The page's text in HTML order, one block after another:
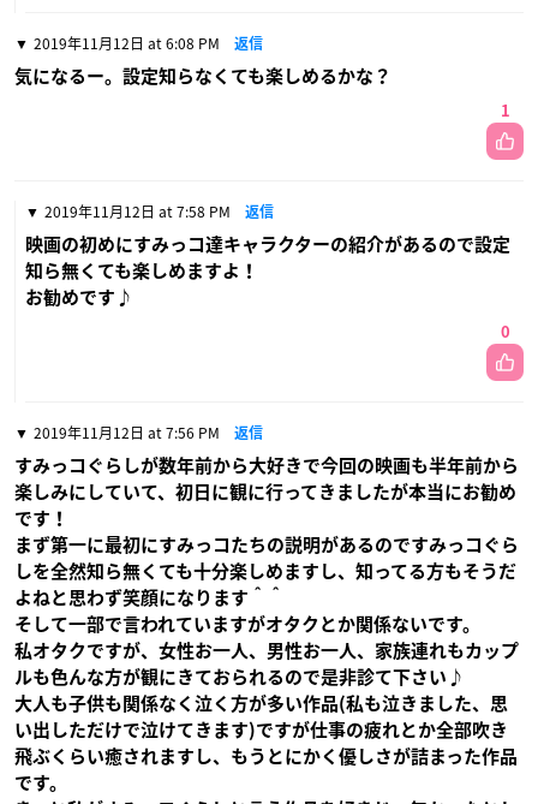
2019年11月12日 at 6:08 PM 返信
気になるー。設定知らなくても楽しめるかな？
1
2019年11月12日 at 7:58 PM 返信
映画の初めにすみっコ達キャラクターの紹介があるので設定
知ら無くても楽しめますよ！
お勧めです♪
0
2019年11月12日 at 7:56 PM 返信
すみっコぐらしが数年前から大好きで今回の映画も半年前から
楽しみにしていて、初日に観に行ってきましたが本当にお勧め
です！
まず第一に最初にすみっコたちの説明があるのですみっコぐら
しを全然知ら無くても十分楽しめますし、知ってる方もそうだ
よねと思わず笑顔になります＾＾
そして一部で言われていますがオタクとか関係ないです。
私オタクですが、女性お一人、男性お一人、家族連れもカップ
ルも色んな方が観にきておられるので是非診て下さい♪
大人も子供も関係なく泣く方が多い作品(私も泣きました、思
い出しただけで泣けてきます)ですが仕事の疲れとか全部吹き
飛ぶくらい癒されますし、もうとにかく優しさが詰まった作品
です。